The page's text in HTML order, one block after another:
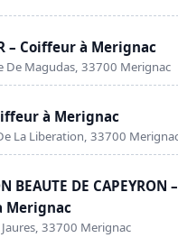
– Coiffeur à Merignac
De Magudas, 33700 Merignac
à Merignac
La Liberation, 33700
BEAUTE DE CAPEYRON –
Merignac
Jaures, 33700 Merignac